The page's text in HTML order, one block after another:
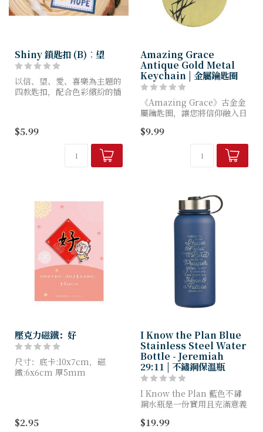
Shiny 鎖匙扣 (B)︰望
以信、望、愛、喜樂為主題的
四款匙扣，配合色彩繽紛的插
尺寸：59x59mm
$5.99
Amazing Grace
Antique Gold Metal
Keychain | 金屬鑰匙圈
《Amazing Grace》古金金
屬鑰匙圈，讓您將信仰融入日
便靜靜躺在口袋或掌心。
鑰匙圈採用堅固金屬打造，表
面經拉絲古金處理...
$9.99
壓克力磁鐵：好
尺寸：底卡:10x7cm，磁
鐵:6x6cm 厚5mm
$2.95
I Know the Plan Blue
Stainless Steel Water
Bottle - Jeremiah
29:11 | 不鏽鋼保溫瓶
I Know the Plan 藍色不鏽
鋼水瓶是一份實用且充滿意義
天的生活中堅持對神的信仰。
$19.99